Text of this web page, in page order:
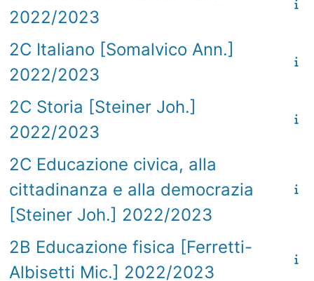
2022/2023
2C Italiano [Somalvico Ann.]
2022/2023
2C Storia [Steiner Joh.]
2022/2023
2C Educazione civica, alla
cittadinanza e alla democrazia
[Steiner Joh.] 2022/2023
2B Educazione fisica [Ferretti-
Albisetti Mic.] 2022/2023